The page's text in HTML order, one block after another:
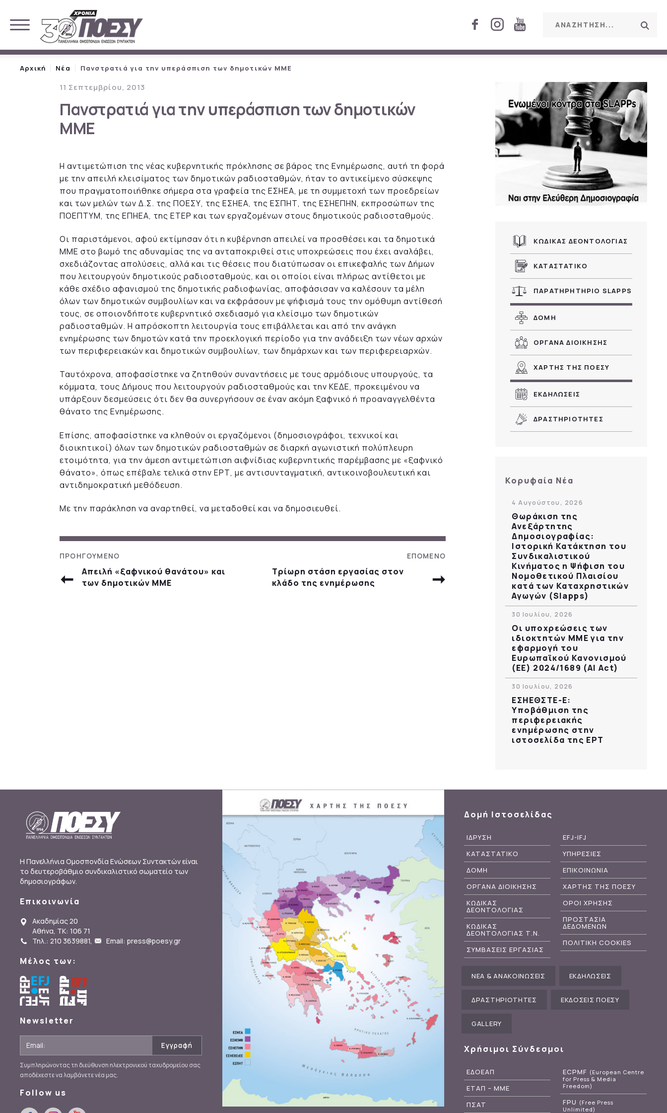
Αρχική Νέα Πανστρατιά για την υπεράσπιση των δημοτικών ΜΜΕ
11 Σεπτεμβρίου, 2013
Πανστρατιά για την υπεράσπιση των δημοτικών
ΜΜΕ
Η αντιμετώπιση της νέας κυβερνητικής πρόκλησης σε βάρος της Ενημέρωσης, αυτή τη φορά
με την απειλή κλεισίματος των δημοτικών ραδιοσταθμών, ήταν το αντικείμενο σύσκεψης
που πραγματοποιήθηκε σήμερα στα γραφεία της ΕΣΗΕΑ, με τη συμμετοχή των προεδρείων
και των μελών των Δ.Σ. της ΠΟΕΣΥ, της ΕΣΗΕΑ, της ΕΣΠΗΤ, της ΕΣΗΕΠΗΝ, εκπροσώπων της
ΠΟΕΠΤΥΜ, της ΕΠΗΕΑ, της ΕΤΕΡ και των εργαζομένων στους δημοτικούς ραδιοσταθμούς.
Οι παριστάμενοι, αφού εκτίμησαν ότι η κυβέρνηση απειλεί να προσθέσει και τα δημοτικά
ΜΜΕ στο βωμό της αδυναμίας της να ανταποκριθεί στις υποχρεώσεις που έχει αναλάβει,
σχεδιάζοντας απολύσεις, αλλά και τις θέσεις που διατύπωσαν οι επικεφαλής των Δήμων
που λειτουργούν δημοτικούς ραδιοσταθμούς, και οι οποίοι είναι πλήρως αντίθετοι με
κάθε σχέδιο αφανισμού της δημοτικής ραδιοφωνίας, αποφάσισαν να καλέσουν τα μέλη
όλων των δημοτικών συμβουλίων και να εκφράσουν με ψήφισμά τους την ομόθυμη αντίθεσή
τους, σε οποιονδήποτε κυβερνητικό σχεδιασμό για κλείσιμο των δημοτικών
ραδιοσταθμών. Η απρόσκοπτη λειτουργία τους επιβάλλεται και από την ανάγκη
ενημέρωσης των δημοτών κατά την προεκλογική περίοδο για την ανάδειξη των νέων αρχών
των περιφερειακών και δημοτικών συμβουλίων, των δημάρχων και των περιφερειαρχών.
Ταυτόχρονα, αποφασίστηκε να ζητηθούν συναντήσεις με τους αρμόδιους υπουργούς, τα
κόμματα, τους Δήμους που λειτουργούν ραδιοσταθμούς και την ΚΕΔΕ, προκειμένου να
υπάρξουν δεσμεύσεις ότι δεν θα συνεργήσουν σε έναν ακόμη ξαφνικό ή προαναγγελθέντα
θάνατο της Ενημέρωσης.
Επίσης, αποφασίστηκε να κληθούν οι εργαζόμενοι (δημοσιογράφοι, τεχνικοί και
διοικητικοί) όλων των δημοτικών ραδιοσταθμών σε διαρκή αγωνιστική πολύπλευρη
ετοιμότητα, για την άμεση αντιμετώπιση αιφνίδιας κυβερνητικής παρέμβασης με «ξαφνικό
θάνατο», όπως επέβαλε τελικά στην ΕΡΤ, με αντισυνταγματική, αντικοινοβουλευτική και
αντιδημοκρατική μεθόδευση.
Με την παράκληση να αναρτηθεί, να μεταδοθεί και να δημοσιευθεί.
Απειλή «ξαφνικού θανάτου» και
των δημοτικών ΜΜΕ
Τρίωρη στάση εργασίας στον
κλάδο της ενημέρωσης
ΚΩΔΙΚΑΣ ΔΕΟΝΤΟΛΟΓΙΑΣ
ΚΑΤΑΣΤΑΤΙΚΟ
ΠΑΡΑΤΗΡΗΤΗΡΙΟ SLAPPS
ΔΟΜΗ
ΟΡΓΑΝΑ ΔΙΟΙΚΗΣΗΣ
ΧΑΡΤΗΣ ΤΗΣ ΠΟΕΣΥ
ΕΚΔΗΛΩΣΕΙΣ
ΔΡΑΣΤΗΡΙΟΤΗΤΕΣ
Κορυφαία Νέα
4 Αυγούστου, 2026
Θωράκιση της
Ανεξάρτητης
Δημοσιογραφίας:
Ιστορική Κατάκτηση του
Συνδικαλιστικού
Κινήματος η Ψήφιση του
Νομοθετικού Πλαισίου
κατά των Καταχρηστικών
Αγωγών (Slapps)
30 Ιουλίου, 2026
Οι υποχρεώσεις των
ιδιοκτητών ΜΜΕ για την
εφαρμογή του
Ευρωπαϊκού Κανονισμού
(ΕΕ) 2024/1689 (AI Act)
30 Ιουλίου, 2026
ΕΣΗΕΘΣΤΕ-Ε:
Υποβάθμιση της
περιφερειακής
ενημέρωσης στην
ιστοσελίδα της ΕΡΤ
Η Πανελλήνια Ομοσπονδία Ενώσεων Συντακτών είναι
το δευτεροβάθμιο συνδικαλιστικό σωματείο των
δημοσιογράφων.
Επικοινωνία
Ακαδημίας 20
Αθήνα, ΤΚ: 106 71
Τηλ.: 210 3639881, Email: press@poesy.gr
Μέλος των:
Newsletter
Συμπληρώνοντας τη διεύθυνση ηλεκτρονικού ταχυδρομείου σας
αποδέχεστε να λαμβάνετε νέα μας.
Follow us
Δομή Ιστοσελίδας
ΙΔΡΥΣΗ
ΚΑΤΑΣΤΑΤΙΚΟ
ΔΟΜΗ
ΟΡΓΑΝΑ ΔΙΟΙΚΗΣΗΣ
ΚΩΔΙΚΑΣ
ΔΕΟΝΤΟΛΟΓΙΑΣ
ΚΩΔΙΚΑΣ
ΔΕΟΝΤΟΛΟΓΙΑΣ Τ.Ν.
ΣΥΜΒΑΣΕΙΣ ΕΡΓΑΣΙΑΣ
EFJ-IFJ
ΥΠΗΡΕΣΙΕΣ
ΕΠΙΚΟΙΝΩΝΙΑ
ΧΑΡΤΗΣ ΤΗΣ ΠΟΕΣΥ
ΟΡΟΙ ΧΡΗΣΗΣ
ΠΡΟΣΤΑΣΙΑ
ΔΕΔΟΜΕΝΩΝ
ΠΟΛΙΤΙΚΗ COOKIES
ΝΕΑ & ΑΝΑΚΟΙΝΩΣΕΙΣ ΕΚΔΗΛΩΣΕΙΣ
ΔΡΑΣΤΗΡΙΟΤΗΤΕΣ ΕΚΔΟΣΕΙΣ ΠΟΕΣΥ
GALLERY
Χρήσιμοι Σύνδεσμοι
ΕΔΟΕΑΠ
ΕΤΑΠ – ΜΜΕ
ΠΣΑΤ
ECPMF (European Centre
for Press & Media
Freedom)
FPU (Free Press
Unlimited)